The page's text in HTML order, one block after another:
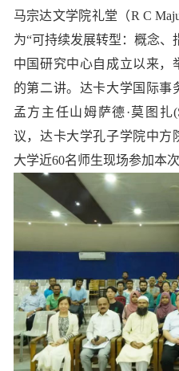
马宗达文学院礼堂（R C
为“可持续发展转型：概念、
中国研究中心自成立以来，
的第二讲。达卡大学国际事
孟方主任山姆萨德·莫图扎
议，达卡大学孔子学院中方
大学近60名师生现场参加本